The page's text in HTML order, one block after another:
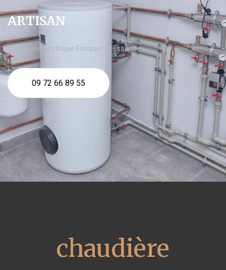
ARTISAN
chaudière électrique Frisquet Pélissanne
09 72 66 89 55
chaudière